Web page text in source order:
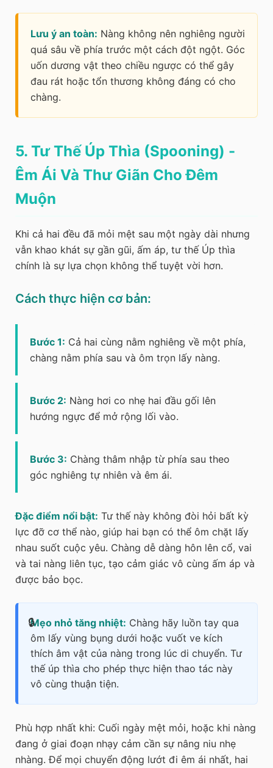
Lưu ý an toàn: Nàng không nên nghiêng người
quá sâu về phía trước một cách đột ngột. Góc
uốn dương vật theo chiều ngược có thể gây
đau rát hoặc tổn thương không đáng có cho
chàng.
5. Tư Thế Úp Thìa (Spooning) -
Êm Ái Và Thư Giãn Cho Đêm
Muộn
Khi cả hai đều đã mỏi mệt sau một ngày dài nhưng
vẫn khao khát sự gần gũi, ấm áp, tư thế Úp thìa
chính là sự lựa chọn không thể tuyệt vời hơn.
Cách thực hiện cơ bản:
Bước 1: Cả hai cùng nằm nghiêng về một phía,
chàng nằm phía sau và ôm trọn lấy nàng.
Bước 2: Nàng hơi co nhẹ hai đầu gối lên
hướng ngực để mở rộng lối vào.
Bước 3: Chàng thâm nhập từ phía sau theo
góc nghiêng tự nhiên và êm ái.
Đặc điểm nổi bật: Tư thế này không đòi hỏi bất kỳ
lực đỡ cơ thể nào, giúp hai bạn có thể ôm chặt lấy
nhau suốt cuộc yêu. Chàng dễ dàng hôn lên cổ, vai
và tai nàng liên tục, tạo cảm giác vô cùng ấm áp và
được bảo bọc.
Mẹo nhỏ tăng nhiệt: Chàng hãy luồn tay qua
ôm lấy vùng bụng dưới hoặc vuốt ve kích
thích âm vật của nàng trong lúc di chuyển. Tư
thế úp thìa cho phép thực hiện thao tác này
vô cùng thuận tiện.
Phù hợp nhất khi: Cuối ngày mệt mỏi, hoặc khi nàng
đang ở giai đoạn nhạy cảm cần sự nâng niu nhẹ
nhàng. Để mọi chuyển động lướt đi êm ái nhất, hai